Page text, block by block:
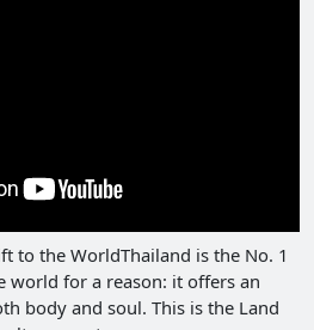
to the WorldThailand is the No. 1
for a reason: it offers an
body and soul. This is the Land